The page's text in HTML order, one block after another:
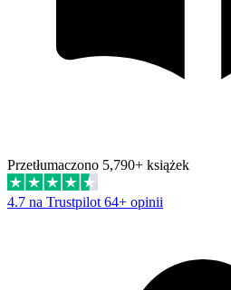
Przetłumaczono 5,790+ książek
4.7 na Trustpilot 64+ opinii